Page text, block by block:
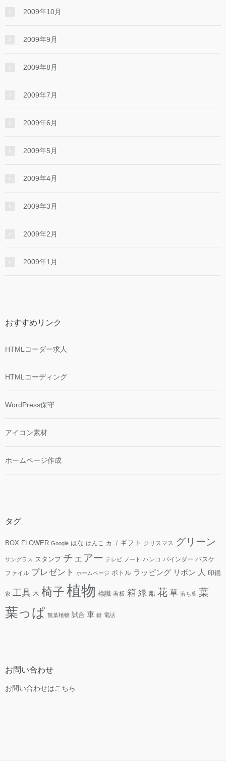
2009年10月
2009年9月
2009年8月
2009年7月
2009年6月
2009年5月
2009年4月
2009年3月
2009年2月
2009年1月
おすすめリンク
HTMLコーダー求人
HTMLコーディング
WordPress保守
アイコン素材
ホームページ作成
タグ
BOX FLOWER Google はな はんこ カゴ ギフト クリスマス グリーン
サングラス スタンプ チェアー テレビ ノート ハンコ バインダー バスケ
ファイル プレゼント ホームページ ボトル ラッピング リボン 人 印鑑
家 工具 木 椅子植物 標識 看板 箱 緑 船 花 草 落ち葉 葉
葉っぱ 観葉植物 試合 車 鍵 電話
お問い合わせ
お問い合わせはこちら